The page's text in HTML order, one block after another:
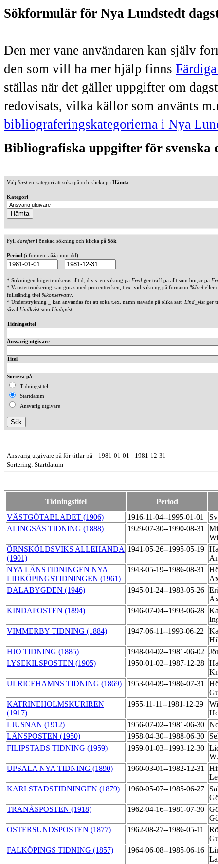
Sökformulär för Nya Lundstedt
Den mer vane användaren kan själv
den som vill ha mer hjälp finns
ställas när det gäller uppgifter om
redovisats, vilka källor som använts
bibliograferingskategorierna i Nya
Bibliografiska uppgifter för svenska
Välj försten kategori att söka på och klicka på Hämta
Kategori
Fyll därefteri önskad sökning och klicka på Sök
Period (i formen: åååå-mm-dd)
--
* Sökningen högertrunkeras alltid, d.v.s. en söknng på Fred ger träff på allt som börjar på
* Vänstertrunkering kan göras med procenttecken, t.ex. vid sökning på förnamn %Joel eller
fullständig titel %konservativ
* Understrykning _ kan användas för att söka t.ex. namn stavade på olika sätt. Lind_vistger
såväl Lindkvistsom Lindqvist.
Tidningstitel
Ansvarig utgivare
Titel
Sortera på
Tidningstitel
Startdatum
Ansvarig utgivare
Ansvarig utgivare på för titlar på 1981-01-01- -1981-12-31
Sortering: Startdatum
Tidningstitel
Period
VÄSTGÖTABLADET (1906)
1916-11-04--1995-01-01
ALINGSÅS TIDNING (1888)
1929-07-30--1990-08-31
ÖRNSKÖLDSVIKS ALLEHANDA
(1901)
1941-05-26--1995-05-19
NYA LÄNSTIDNINGEN NYA
LIDKÖPINGSTIDNINGEN (1961)
1943-05-19--1986-08-31
DALABYGDEN (1946)
1945-01-24--1983-05-26
KINDAPOSTEN (1894)
1946-07-04--1993-06-28
VIMMERBY TIDNING (1884)
1947-06-11--1993-06-22
HJO TIDNING (1885)
1948-04-02--1981-06-02
LYSEKILSPOSTEN (1905)
1950-01-02--1987-12-28
ULRICEHAMNS TIDNING (1869)
1953-04-09--1986-07-31
KATRINEHOLMSKURIREN
(1917)
1955-11-11--1981-12-29
LJUSNAN (1912)
1956-07-02--1981-06-30
LÄNSPOSTEN (1950)
1958-04-30--1988-06-30
FILIPSTADS TIDNING (1959)
1959-01-03--1993-12-30
UPSALA NYA TIDNING (1890)
1960-03-01--1982-12-31
KARLSTADSTIDNINGEN (1879)
1960-05-07--1985-06-27
TRANÅSPOSTEN (1918)
1962-04-16--1981-07-30
ÖSTERSUNDSPOSTEN (1877)
1962-08-27--1986-05-11
FALKÖPINGS TIDNING (1857)
1964-06-08--1985-06-16